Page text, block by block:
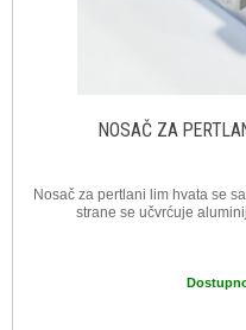
NOSAČ ZA
Nosač za pertlani lim hvata se
strane se učvrćuje